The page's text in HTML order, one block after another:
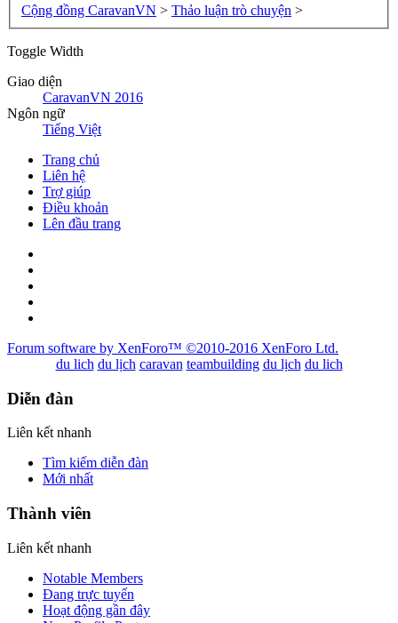
Cộng đồng CaravanVN > Thảo luận trò chuyện >
Toggle Width
Giao diện
CaravanVN 2016
Ngôn ngữ
Tiếng Việt
Trang chủ
Liên hệ
Trợ giúp
Điều khoản
Lên đầu trang
Forum software by XenForo™ ©2010-2016 XenForo Ltd.
du lich du lịch caravan teambuilding du lịch du lich
Diễn đàn
Liên kết nhanh
Tìm kiếm diễn đàn
Mới nhất
Thành viên
Liên kết nhanh
Notable Members
Đang trực tuyến
Hoạt động gần đây